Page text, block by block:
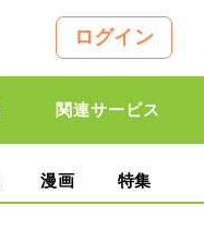
ログイン
関連サービス
漫画 特集